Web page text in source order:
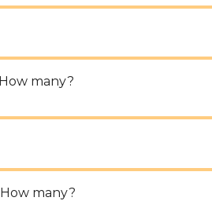
How many?
How many?